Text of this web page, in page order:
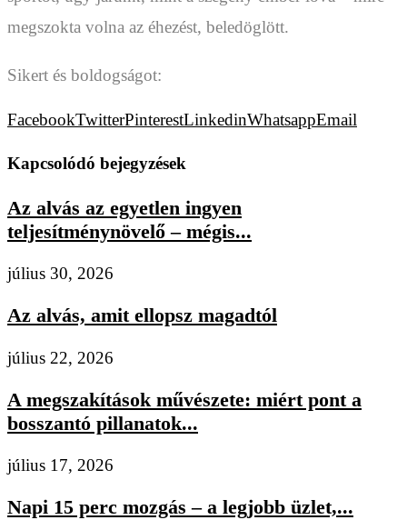
megszokta volna az éhezést, beledöglött.
Sikert és boldogságot:
FacebookTwitterPinterestLinkedinWhatsappEmail
Kapcsolódó bejegyzések
Az alvás az egyetlen ingyen
teljesítménynövelő – mégis...
július 30, 2026
Az alvás, amit ellopsz magadtól
július 22, 2026
A megszakítások művészete: miért pont a
bosszantó pillanatok...
július 17, 2026
Napi 15 perc mozgás – a legjobb üzlet,...